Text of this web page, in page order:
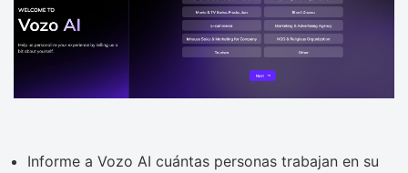
Informe a Vozo AI cuántas personas trabajan en su